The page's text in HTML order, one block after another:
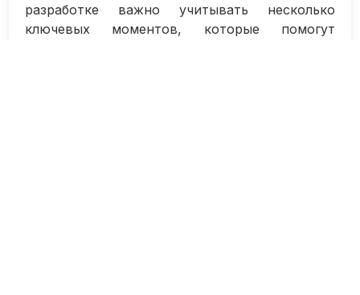
разработке важно учитывать несколько
ключевых моментов, которые помогут